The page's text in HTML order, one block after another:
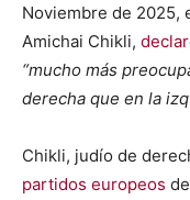
Noviembre de 2025,
Amichai Chikli,
“mucho más
derecha que en la
Chikli, judío de
partidos europeos